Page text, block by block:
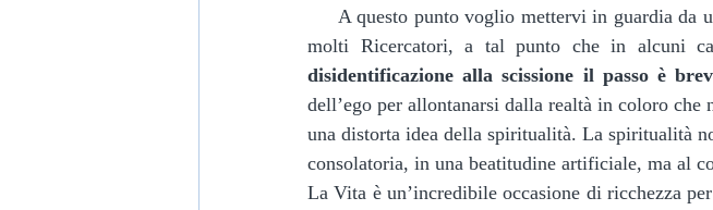
molti Ricercatori, a tal punto che in alcuni
disidentificazione alla scissione il passo è
dell’ego per allontanarsi dalla realtà in coloro
una distorta idea della spiritualità. La spiritualità
consolatoria, in una beatitudine artificiale, ma al
La Vita è un’incredibile occasione di ricchezza